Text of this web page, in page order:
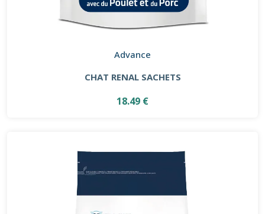
Advance
CHAT RENAL SACHETS
18.49 €